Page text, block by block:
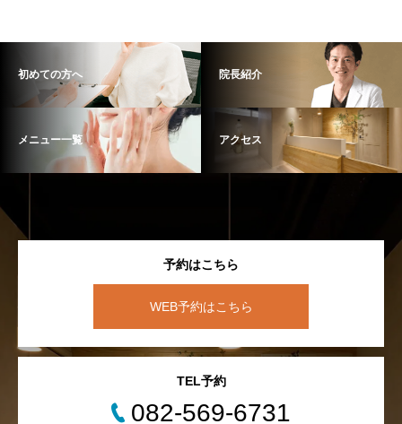
初めての方へ 院長紹介
メニュー一覧 アクセス
予約はこちら
WEB予約はこちら
TEL予約
082-569-6731